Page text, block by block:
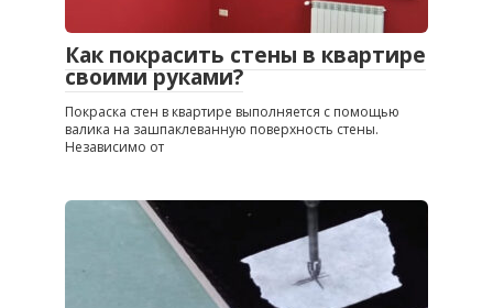
Как покрасить стены в квартире
своими руками?
Покраска стен в квартире выполняется с помощью
валика на зашпаклеванную поверхность стены.
Независимо от